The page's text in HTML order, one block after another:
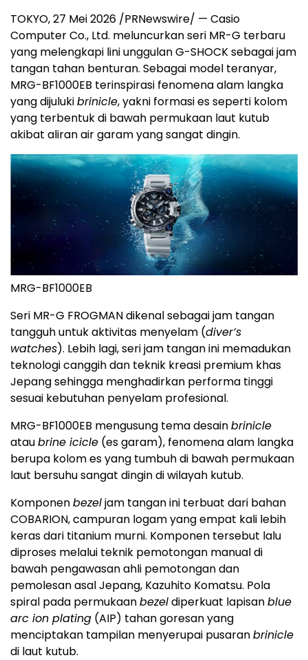
TOKYO, 27 Mei 2026 /PRNewswire/ — Casio
Computer Co., Ltd. meluncurkan seri MR-G terbaru
yang melengkapi lini unggulan G-SHOCK sebagai jam
tangan tahan benturan. Sebagai model teranyar,
MRG-BF1000EB terinspirasi fenomena alam langka
yang dijulukibrinicle, yakni formasi es seperti kolom
yang terbentuk di bawah permukaan laut kutub
akibat aliran air garam yang sangat dingin.
MRG-BF1000EB
Seri MR-G FROGMAN dikenal sebagai jam tangan
tangguh untuk aktivitas menyelam (diver’s
watches). Lebih lagi, seri jam tangan ini memadukan
teknologi canggih dan teknik kreasi premium khas
Jepang sehingga menghadirkan performa tinggi
sesuai kebutuhan penyelam profesional.
MRG-BF1000EB mengusung tema desainbrinicle
ataubrine icicle (es garam), fenomena alam langka
berupa kolom es yang tumbuh di bawah permukaan
laut bersuhu sangat dingin di wilayah kutub.
Komponenbezeljam tangan ini terbuat dari bahan
COBARION, campuran logam yang empat kali lebih
keras dari titanium murni. Komponen tersebut lalu
diproses melalui teknik pemotongan manual di
bawah pengawasan ahli pemotongan dan
pemolesan asal Jepang, Kazuhito Komatsu. Pola
spiral pada permukaanbezeldiperkuat lapisanblue
arc ion plating (AIP) tahan goresan yang
menciptakan tampilan menyerupai pusaranbrinicle
di laut kutub.